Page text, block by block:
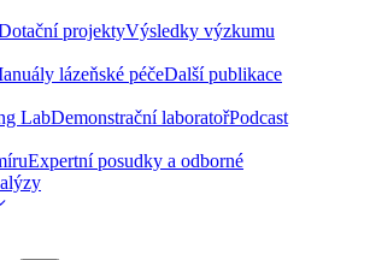
projektyVýsledky výzkumu
lázeňské péčeDalší publikace
LabDemonstrační laboratořPodcast
Expertní posudky a odborné